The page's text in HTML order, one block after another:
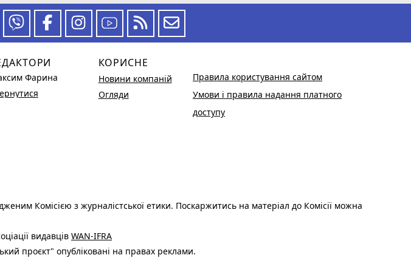
Фарина
КОРИСНЕ
Новини компаній
Огляди
Правила користування сайтом
Умови і правила надання платного
доступу
Комісією з журналістської етики. Поскаржитись на матеріал до Комісії можна
видавців WAN-IFRA
проєкт" опубліковані на правах реклами.